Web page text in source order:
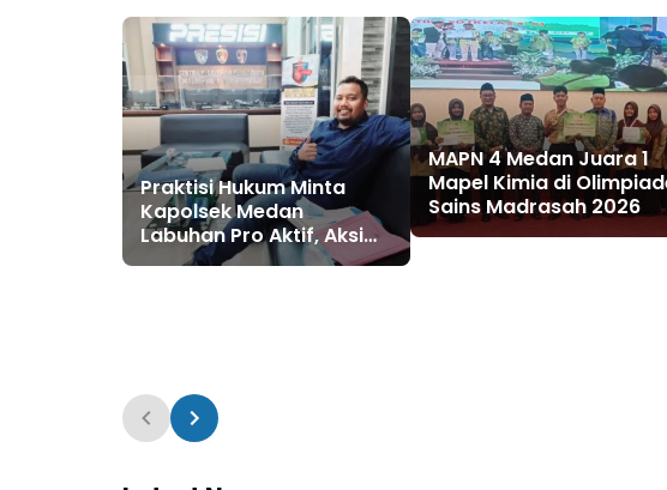
Praktisi Hukum Minta
Kapolsek Medan
Labuhan Pro Aktif, Aksi
Begal Masih Marak
MAPN 4 Medan Juara 1
Mapel Kimia di
Sains Madrasah 2026